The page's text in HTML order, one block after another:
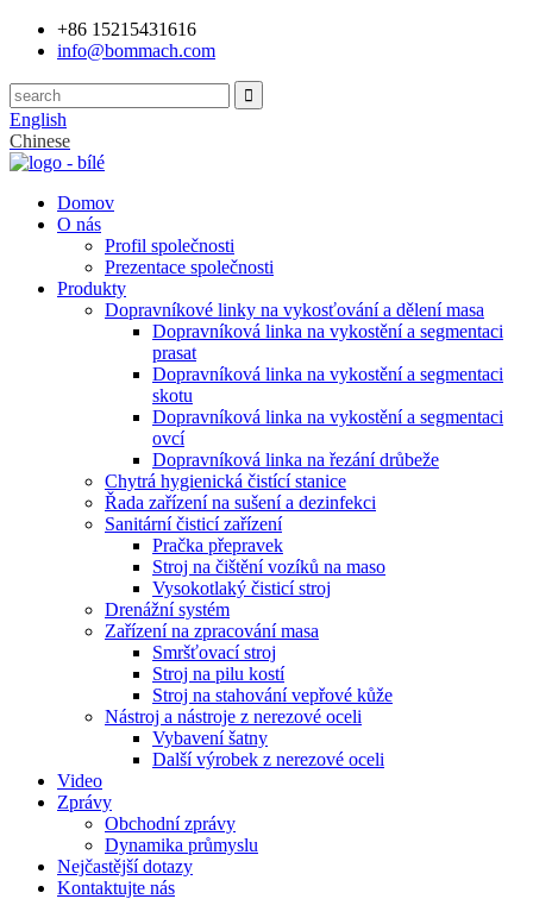
+86 15215431616
info@bommach.com
English
Chinese
Domov
O nás
Profil společnosti
Prezentace společnosti
Produkty
Dopravníkové linky na vykosťování a dělení masa
Dopravníková linka na vykostění a segmentaci
prasat
Dopravníková linka na vykostění a segmentaci
skotu
Dopravníková linka na vykostění a segmentaci
ovcí
Dopravníková linka na řezání drůbeže
Chytrá hygienická čistící stanice
Řada zařízení na sušení a dezinfekci
Sanitární čisticí zařízení
Pračka přepravek
Stroj na čištění vozíků na maso
Vysokotlaký čisticí stroj
Drenážní systém
Zařízení na zpracování masa
Smršťovací stroj
Stroj na pilu kostí
Stroj na stahování vepřové kůže
Nástroj a nástroje z nerezové oceli
Vybavení šatny
Další výrobek z nerezové oceli
Video
Zprávy
Obchodní zprávy
Dynamika průmyslu
Nejčastější dotazy
Kontaktujte nás